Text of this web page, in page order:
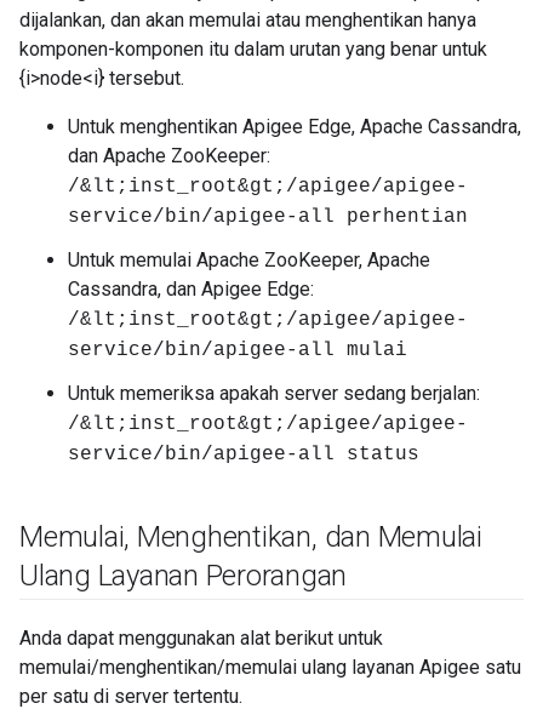
dijalankan, dan akan memulai atau menghentikan hanya
komponen-komponen itu dalam urutan yang benar untuk
{i>node<i} tersebut.
Untuk menghentikan Apigee Edge, Apache Cassandra,
dan Apache ZooKeeper:
/&lt;inst_root&gt;/apigee/apigee-
service/bin/apigee-all perhentian
Untuk memulai Apache ZooKeeper, Apache
Cassandra, dan Apigee Edge:
/&lt;inst_root&gt;/apigee/apigee-
service/bin/apigee-all mulai
Untuk memeriksa apakah server sedang berjalan:
/&lt;inst_root&gt;/apigee/apigee-
service/bin/apigee-all status
Memulai, Menghentikan, dan Memulai
Ulang Layanan Perorangan
Anda dapat menggunakan alat berikut untuk
memulai/menghentikan/memulai ulang layanan Apigee satu
per satu di server tertentu.